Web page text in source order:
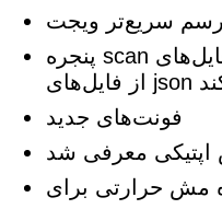
پنجره scan بازنویسی شد تا به‌جای فایل‌های inp
فونت‌های جدید
معرفی شد